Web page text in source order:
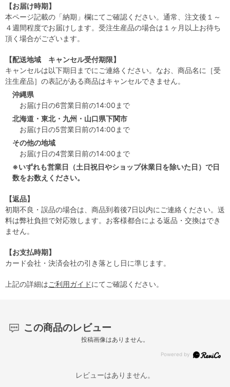
【お届け時期】
本ページ記載の「納期」欄にてご確認ください。通常、注文後１～
４週間程度でお届けします。受注生産品の場合は１ヶ月以上お待ち
頂く場合がございます。
【配送地域 キャンセル受付期限】
キャンセルは以下期日までにご連絡ください。なお、商品名に［受
注生産品］の表記がある商品はキャンセルできません。
沖縄県
お届け日の6営業日前の14:00まで
北海道・東北・九州・山口県下関市
お届け日の5営業日前の14:00まで
その他の地域
お届け日の4営業日前の14:00まで
※いずれも営業日（土日祝日やショップ休業日を除いた日）で日
数をお数えください。
【返品】
初期不良・誤品の場合は、商品到着後7日以内にご連絡ください。送
料は弊社負担で対応致します。お客様都合による返品・交換はでき
ません。
【お支払時期】
カード会社・決済会社の引き落とし日に準じます。
上記の詳細はご利用ガイドにてご確認ください。
この商品のレビュー
投稿画像はありません。
レビューはありません。